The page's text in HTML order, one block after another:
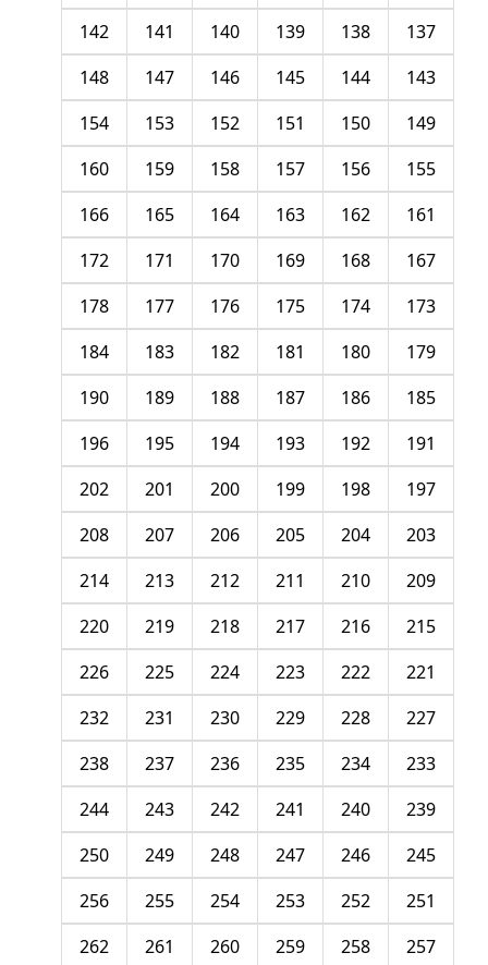
137
138
139
140
141
142
143
144
145
146
147
148
149
150
151
152
153
154
155
156
157
158
159
160
161
162
163
164
165
166
167
168
169
170
171
172
173
174
175
176
177
178
179
180
181
182
183
184
185
186
187
188
189
190
191
192
193
194
195
196
197
198
199
200
201
202
203
204
205
206
207
208
209
210
211
212
213
214
215
216
217
218
219
220
221
222
223
224
225
226
227
228
229
230
231
232
233
234
235
236
237
238
239
240
241
242
243
244
245
246
247
248
249
250
251
252
253
254
255
256
257
258
259
260
261
262